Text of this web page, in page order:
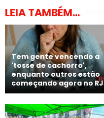
LEIA TAMBÉM...
Tem gente vencendo a
'tosse de cachorro',
enquanto outros estão
começando agora no RJ